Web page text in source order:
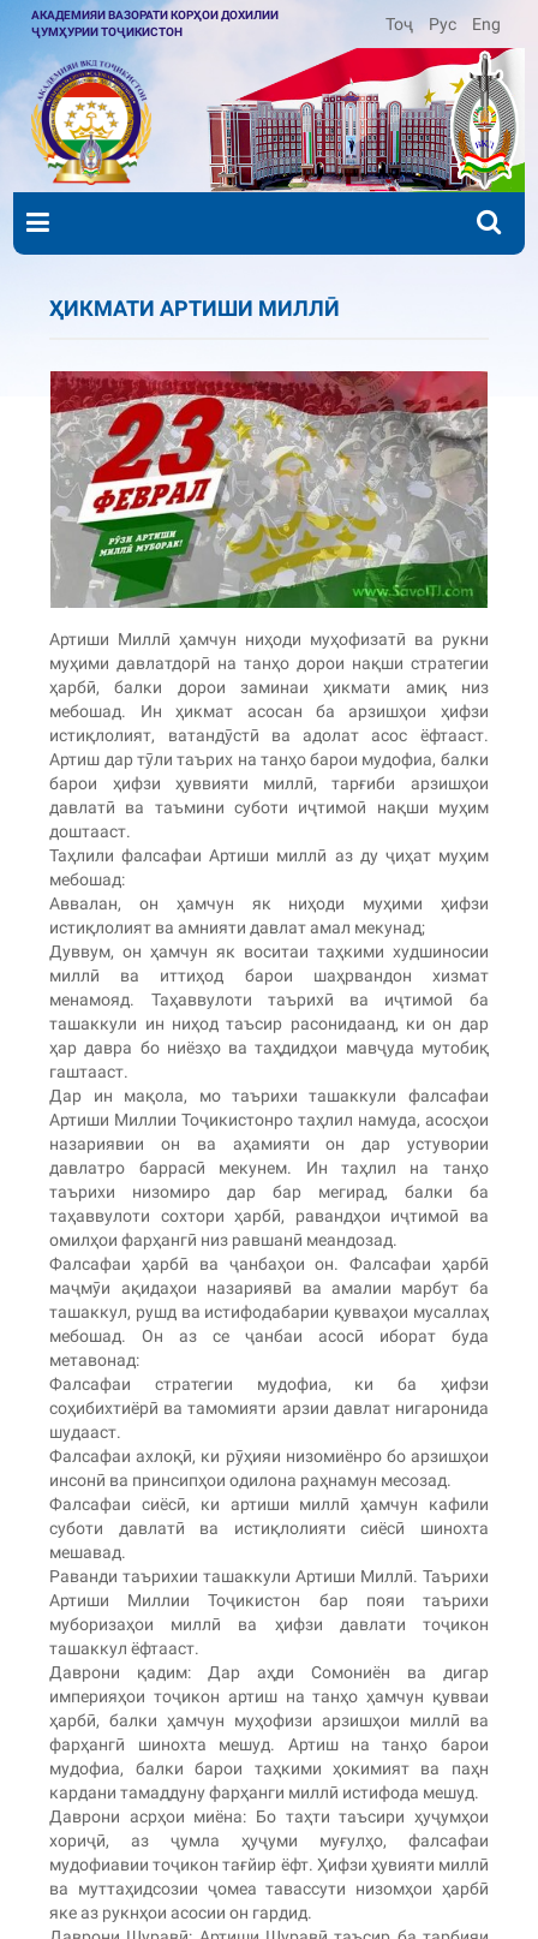
АКАДЕМИЯИ ВАЗОРАТИ КОРҲОИ ДОХИЛИИ
ҶУМҲУРИИ ТОҶИКИСТОН
Тоҷ Рус Eng
ҲИКМАТИ АРТИШИ МИЛЛӢ
Артиши Миллӣ ҳамчун ниҳоди муҳофизатӣ ва рукни
муҳими давлатдорӣ на танҳо дорои нақши стратегии
ҳарбӣ, балки дорои заминаи ҳикмати амиқ низ
мебошад. Ин ҳикмат асосан ба арзишҳои ҳифзи
истиқлолият, ватандӯстӣ ва адолат асос ёфтааст.
Артиш дар тӯли таърих на танҳо барои мудофиа, балки
барои ҳифзи ҳуввияти миллӣ, тарғиби арзишҳои
давлатӣ ва таъмини суботи иҷтимоӣ нақши муҳим
доштааст.
Таҳлили фалсафаи Артиши миллӣ аз ду ҷиҳат муҳим
мебошад:
Аввалан, он ҳамчун як ниҳоди муҳими ҳифзи
истиқлолият ва амнияти давлат амал мекунад;
Дуввум, он ҳамчун як воситаи таҳкими худшиносии
миллӣ ва иттиҳод барои шаҳрвандон хизмат
менамояд. Таҳаввулоти таърихӣ ва иҷтимоӣ ба
ташаккули ин ниҳод таъсир расонидаанд, ки он дар
ҳар давра бо ниёзҳо ва таҳдидҳои мавҷуда мутобиқ
гаштааст.
Дар ин мақола, мо таърихи ташаккули фалсафаи
Артиши Миллии Тоҷикистонро таҳлил намуда, асосҳои
назариявии он ва аҳамияти он дар устувории
давлатро баррасӣ мекунем. Ин таҳлил на танҳо
таърихи низомиро дар бар мегирад, балки ба
таҳаввулоти сохтори ҳарбӣ, равандҳои иҷтимоӣ ва
омилҳои фарҳангӣ низ равшанӣ меандозад.
Фалсафаи ҳарбӣ ва ҷанбаҳои он. Фалсафаи ҳарбӣ
маҷмӯи ақидаҳои назариявӣ ва амалии марбут ба
ташаккул, рушд ва истифодабарии қувваҳои мусаллаҳ
мебошад. Он аз се ҷанбаи асосӣ иборат буда
метавонад:
Фалсафаи стратегии мудофиа, ки ба ҳифзи
соҳибихтиёрӣ ва тамомияти арзии давлат нигаронида
шудааст.
Фалсафаи ахлоқӣ, ки рӯҳияи низомиёнро бо арзишҳои
инсонӣ ва принсипҳои одилона раҳнамун месозад.
Фалсафаи сиёсӣ, ки артиши миллӣ ҳамчун кафили
суботи давлатӣ ва истиқлолияти сиёсӣ шинохта
мешавад.
Раванди таърихии ташаккули Артиши Миллӣ. Таърихи
Артиши Миллии Тоҷикистон бар пояи таърихи
муборизаҳои миллӣ ва ҳифзи давлати тоҷикон
ташаккул ёфтааст.
Даврони қадим: Дар аҳди Сомониён ва дигар
империяҳои тоҷикон артиш на танҳо ҳамчун қувваи
ҳарбӣ, балки ҳамчун муҳофизи арзишҳои миллӣ ва
фарҳангӣ шинохта мешуд. Артиш на танҳо барои
мудофиа, балки барои таҳкими ҳокимият ва паҳн
кардани тамаддуну фарҳанги миллӣ истифода мешуд.
Даврони асрҳои миёна: Бо таҳти таъсири ҳуҷумҳои
хориҷӣ, аз ҷумла ҳуҷуми муғулҳо, фалсафаи
мудофиавии тоҷикон тағйир ёфт. Ҳифзи ҳувияти миллӣ
ва муттаҳидсозии ҷомеа тавассути низомҳои ҳарбӣ
яке аз рукнҳои асосии он гардид.